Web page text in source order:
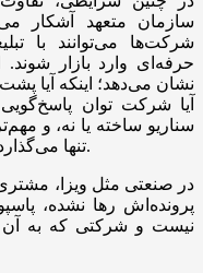
سازمان متعهد آشکار
شرکت‌ها می‌توانند با
حرفه‌ای وارد بازار شوند.
نشان می‌دهد؛ اینکه آیا پشت
آیا شرکت توان
سناریو ساخته یا نه، و
تنها می‌گذارد یا همچنان مسئولیت پرونده را می‌پذیرد.
در صنعتی مثل ویزا، مشتری
پرونده‌اش رها نشده،
نیست و شرکتی که به آن